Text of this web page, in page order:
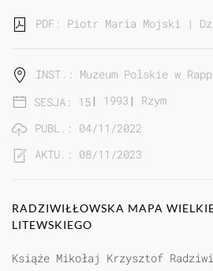
RADZIWIŁŁOWSKA MAPA
LITEWSKIEGO
Książe Mikołaj Krzysztof
PDF: Piotr Maria Mojski |
INST.: Muzeum Polskie w
SESJA: 15| 1993 | Rzym
PUBL.: 04/11/2022
AKTU.: 08/11/2023